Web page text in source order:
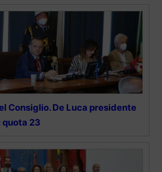
Consiglio. De Luca presidente
quota 23